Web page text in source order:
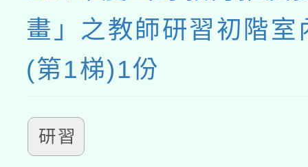
畫」之教師研習初階室
(第1梯)1份
研習